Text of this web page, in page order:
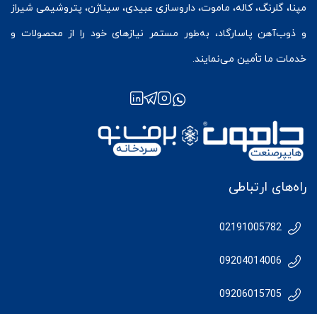
مپنا، گلرنگ، کاله، ماموت، داروسازی عبیدی، سیناژن، پتروشیمی شیراز
و ذوب‌آهن پاسارگاد، به‌طور مستمر نیازهای خود را از محصولات و
خدمات ما تأمین می‌نمایند.
راه‌های ارتباطی
02191005782
09204014006
09206015705